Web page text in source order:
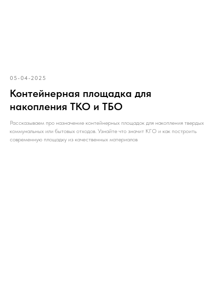
05-04-2025
Контейнерная площадка для
накопления ТКО и ТБО
Рассказываем про назначение контейнерных площадок для накопления твердых
коммунальных или бытовых отходов. Узнайте что значит КГО и как построить
современную площадку из качественных материалов